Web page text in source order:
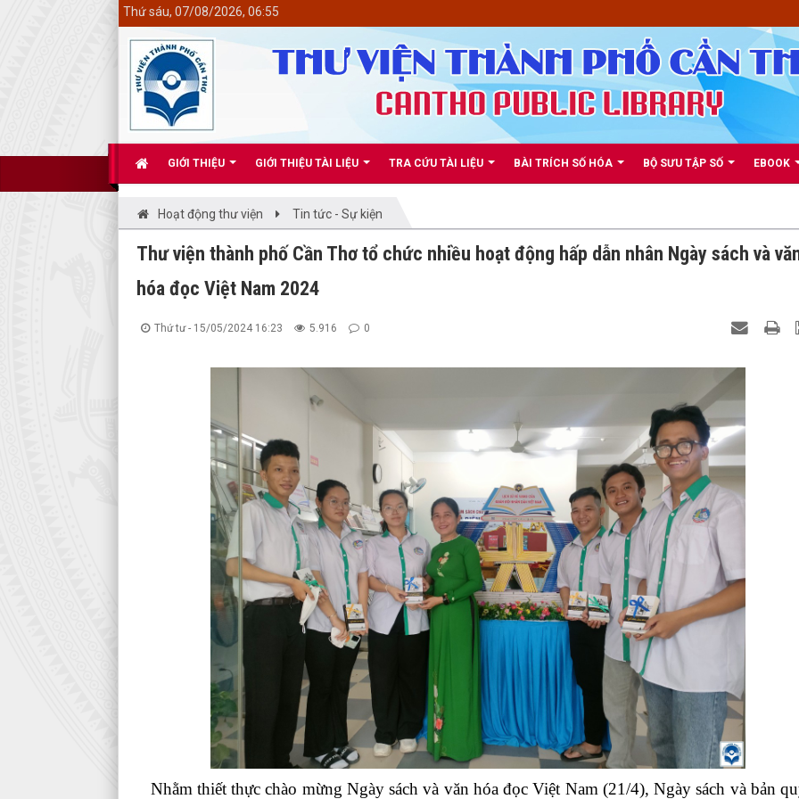
GIỚI THIỆU GIỚI THIỆU TÀI LIỆU TRA CỨU TÀI LIỆU BÀI TRÍCH SỐ HÓA BỘ SƯU TẬP SỐ EBOOK
Thứ sáu, 07/08/2026, 06:55
Hoạt động thư viện Tin tức - Sự kiện
Thư viện thành phố Cần Thơ tổ chức nhiều hoạt động hấp dẫn nhân Ngày sách và
hóa đọc Việt Nam 2024
Thứ tư - 15/05/2024 16:23 5.916 0
Nhằm thiết thực chào mừng Ngày sách và văn hóa đọc Việt Nam (21/4), Ngày sách và bản